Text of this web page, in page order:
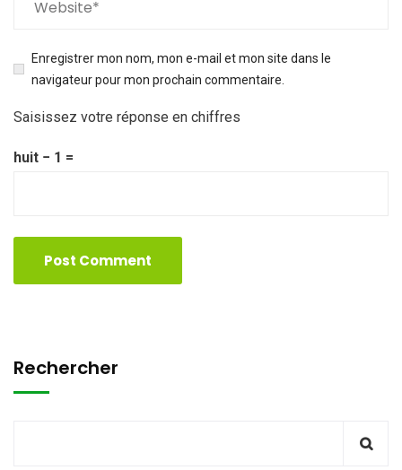
Enregistrer mon nom, mon e-mail et mon site dans le
navigateur pour mon prochain commentaire.
Saisissez votre réponse en chiffres
huit − 1 =
Rechercher